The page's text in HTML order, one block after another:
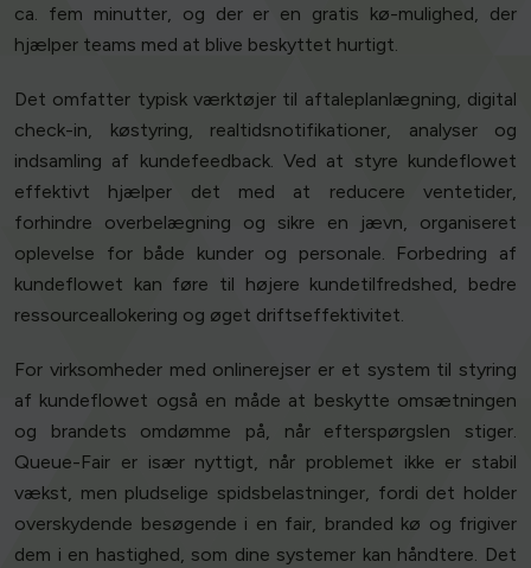
ca. fem minutter, og der er en gratis kø-mulighed, der
hjælper teams med at blive beskyttet hurtigt.
Det omfatter typisk værktøjer til aftaleplanlægning, digital
check-in, køstyring, realtidsnotifikationer, analyser og
indsamling af kundefeedback. Ved at styre kundeflowet
effektivt hjælper det med at reducere ventetider,
forhindre overbelægning og sikre en jævn, organiseret
oplevelse for både kunder og personale. Forbedring af
kundeflowet kan føre til højere kundetilfredshed, bedre
ressourceallokering og øget driftseffektivitet.
For virksomheder med onlinerejser er et system til styring
af kundeflowet også en måde at beskytte omsætningen
og brandets omdømme på, når efterspørgslen stiger.
Queue-Fair er især nyttigt, når problemet ikke er stabil
vækst, men pludselige spidsbelastninger, fordi det holder
overskydende besøgende i en fair, branded kø og frigiver
dem i en hastighed, som dine systemer kan håndtere. Det